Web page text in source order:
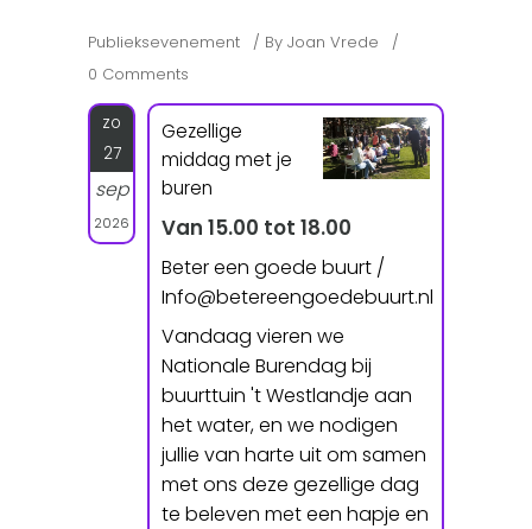
Publieksevenement By Joan Vrede
0 Comments
zo
27
sep
2026
Gezellige
middag met je
buren
Van 15.00 tot 18.00
Beter een goede buurt /
Info@betereengoedebuurt.nl
Vandaag vieren we
Nationale Burendag bij
buurttuin 't Westlandje aan
het water, en we nodigen
jullie van harte uit om samen
met ons deze gezellige dag
te beleven met een hapje en